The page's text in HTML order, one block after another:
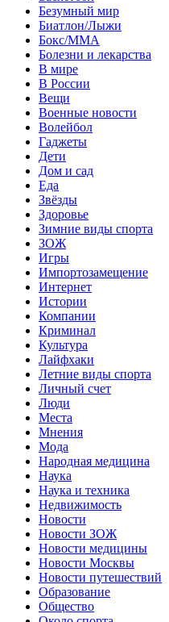
Безумный мир
Биатлон/Лыжи
Бокс/MMA
Болезни и лекарства
В мире
В России
Вещи
Военные новости
Волейбол
Гаджеты
Дети
Дом и сад
Еда
Звёзды
Здоровье
Зимние виды спорта
ЗОЖ
Игры
Импортозамещение
Интернет
Истории
Компании
Криминал
Культура
Лайфхаки
Летние виды спорта
Личный счет
Люди
Места
Мнения
Мода
Народная медицина
Наука
Наука и техника
Недвижимость
Новости
Новости ЗОЖ
Новости медицины
Новости Москвы
Новости путешествий
Образование
Общество